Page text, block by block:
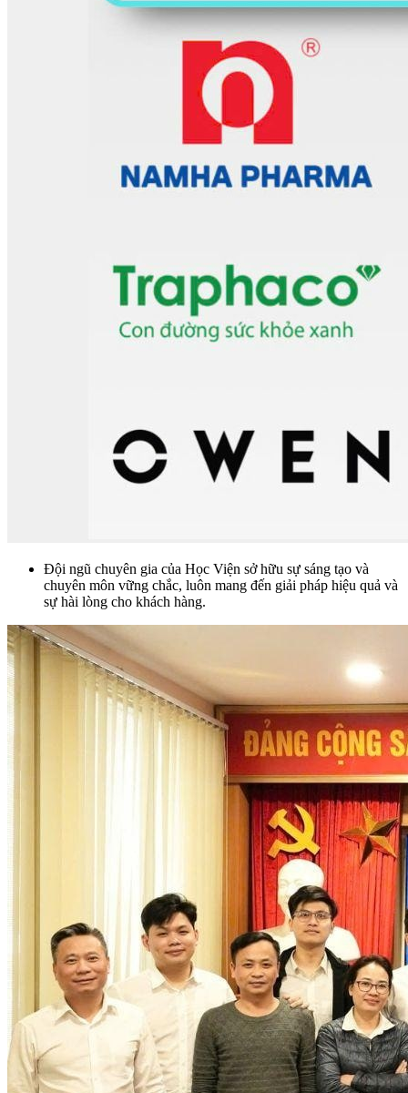
Đội ngũ chuyên gia của Học Viện sở hữu sự sáng tạo và
chuyên môn vững chắc, luôn mang đến giải pháp hiệu quả và
sự hài lòng cho khách hàng.